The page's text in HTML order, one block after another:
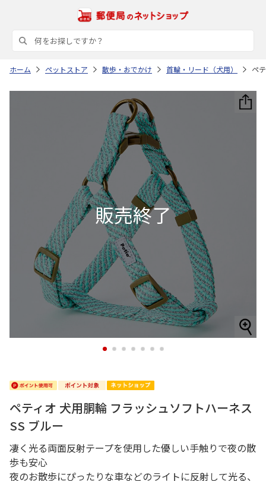
ホーム ペットストア 散歩・おでかけ 首輪・リード（犬用） ペ
1 2 3 4 5 6 7
ペティオ 犬用胴輪 フラッシュソフトハーネス
SS ブルー
凄く光る両面反射テープを使用した優しい手触りで夜の散
歩も安心
夜のお散歩にぴったりな車などのライトに反射して光る、